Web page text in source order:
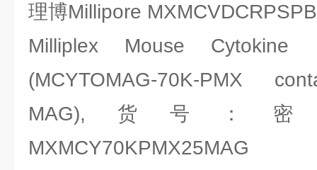
理博Millipore
Milliplex Mouse
(MCYTOMAG-70K-PMX
MAG),货号：密
MXMCY70KPMX25MAG